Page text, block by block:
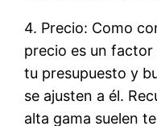
4. Precio: Como
precio es un factor
tu presupuesto y
se ajusten a él.
alta gama suelen